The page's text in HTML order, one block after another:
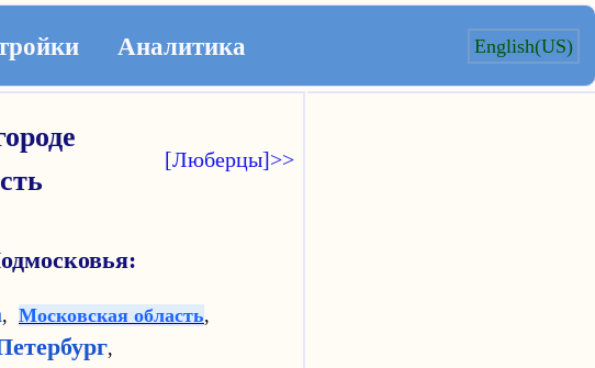
Аналитика English(US)
[Люберцы]>>
, Московская область,
,